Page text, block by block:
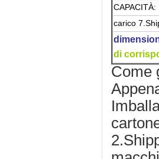
CAPACITÀ:
carico
di
Come